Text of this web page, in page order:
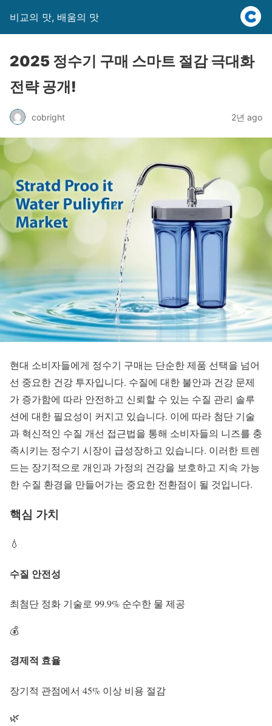
비교의 맛, 배움의 맛
2025 정수기 구매 스마트 절감 극대화
전략 공개!
cobright 2년 ago
현대 소비자들에게 정수기 구매는 단순한 제품 선택을 넘어
선 중요한 건강 투자입니다. 수질에 대한 불안과 건강 문제
가 증가함에 따라 안전하고 신뢰할 수 있는 수질 관리 솔루
션에 대한 필요성이 커지고 있습니다. 이에 따라 첨단 기술
과 혁신적인 수질 개선 접근법을 통해 소비자들의 니즈를 충
족시키는 정수기 시장이 급성장하고 있습니다. 이러한 트렌
드는 장기적으로 개인과 가정의 건강을 보호하고 지속 가능
한 수질 환경을 만들어가는 중요한 전환점이 될 것입니다.
핵심 가치
💧
수질 안전성
최첨단 정화 기술로 99.9% 순수한 물 제공
💰
경제적 효율
장기적 관점에서 45% 이상 비용 절감
🌿